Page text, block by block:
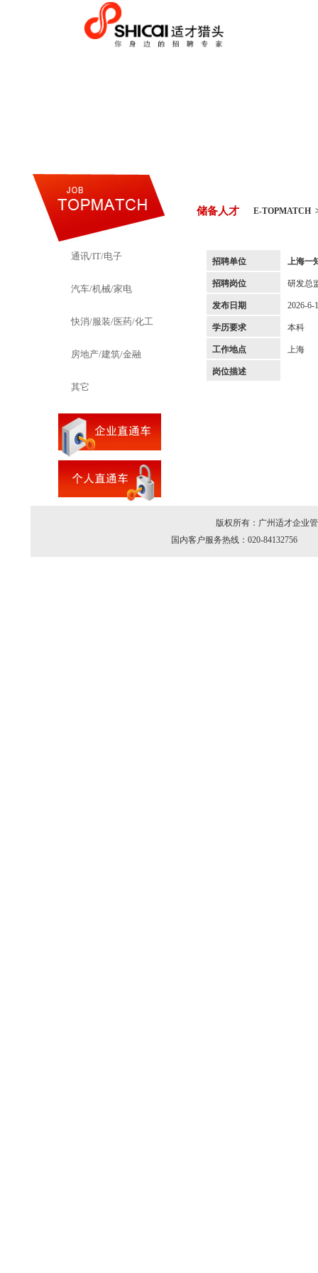
通讯/IT/电子
汽车/机械/家电
快消/服装/医药/化工
房地产/建筑/金融
其它
储备人才 E-TOPMATCH
招聘单位 上海一
招聘岗位 研发总
发布日期 2026-6-
学历要求 本科
工作地点 上海
岗位描述
版权所有：广州适才企
国内客户服务热线：020-84132756